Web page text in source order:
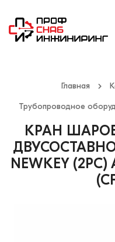
Главная
Трубопроводное
КРАН
NEWKEY (2PC)